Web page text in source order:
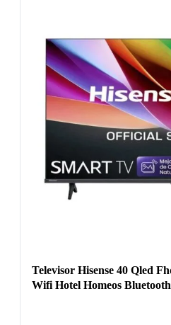
Televisor Hisense 40 Qled
Wifi Hotel Homeos Bluetooth